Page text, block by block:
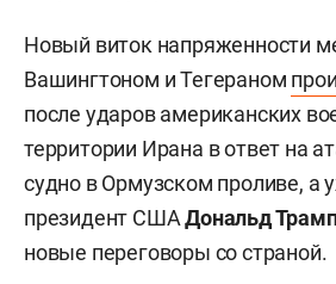
Новый виток напряженности
Вашингтоном и Тегераном
после ударов американских
территории Ирана в ответ на
судно в Ормузском проливе, а
президент СШАДональд
новые переговоры со страной.